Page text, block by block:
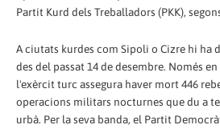
Partit Kurd dels Treballadors (PKK),
A ciutats kurdes com Sipoli o Cizre hi ha
des del passat 14 de desembre. Només
l'exèrcit turc assegura haver mort 446
operacions militars nocturnes que du a
urbà. Per la seva banda, el Partit